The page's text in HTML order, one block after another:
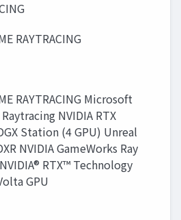
RAYTRACING
RAYTRACING Microsoft
NVIDIA RTX
Station (4 GPU) Unreal
NVIDIA GameWorks Ray
RTX™ Technology
GPU